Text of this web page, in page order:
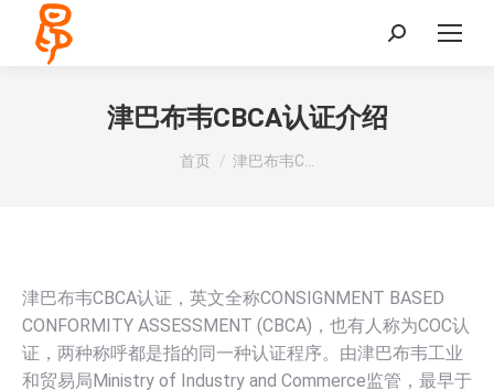
Search:
津巴布韦CBCA认证介绍
您在这里：
首页 津巴布韦C…
津巴布韦CBCA认证，英文全称CONSIGNMENT BASED
CONFORMITY ASSESSMENT (CBCA)，也有人称为COC认
证，两种称呼都是指的同一种认证程序。由津巴布韦工业
和贸易局Ministry of Industry and Commerce监管，最早于